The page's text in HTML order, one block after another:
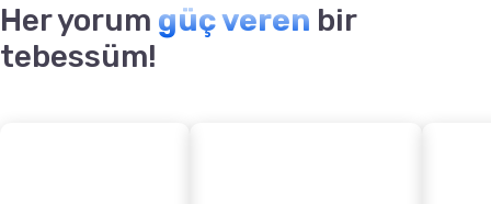
Her yorum güç veren bir
tebessüm!